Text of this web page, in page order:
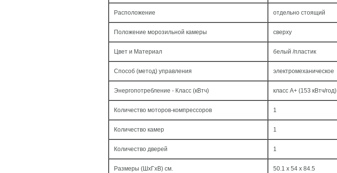
Расположение отдельно стоящий
Положение морозильной камеры сверху
Цвет и Материал белый /пластик
Способ (метод) управления электромеханическое
Энергопотребление - Класс (кВтч) класс A+ (153 кВтч/год)
Количество моторов-компрессоров 1
Количество камер 1
Количество дверей 1
Размеры (ШxГxВ) см. 50.1 x 54 x 84.5